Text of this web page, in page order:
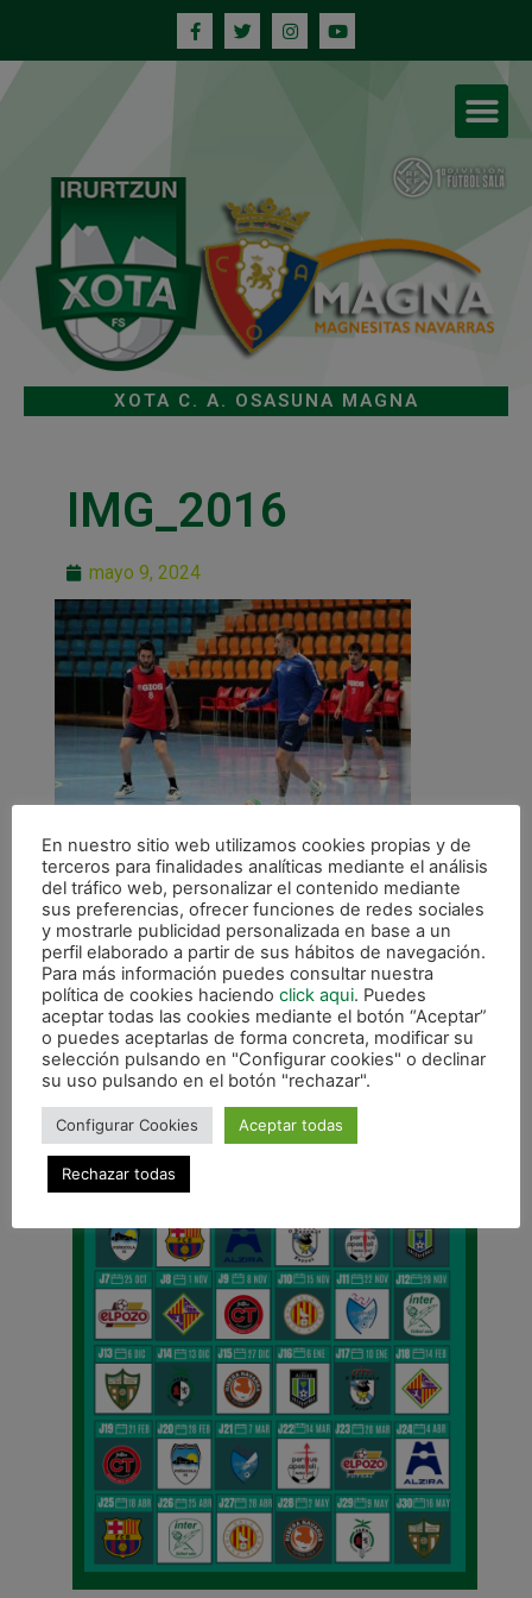
XOTA C. A. OSASUNA MAGNA
IMG_2016
mayo 9, 2024
ANTERIOR
Último esfuerzo de la temporada en Peñíscola
CALENDARIO DE LIGA
En nuestro sitio web utilizamos cookies propias y de
terceros para finalidades analíticas mediante el análisis
del tráfico web, personalizar el contenido mediante
sus preferencias, ofrecer funciones de redes sociales
y mostrarle publicidad personalizada en base a un
perfil elaborado a partir de sus hábitos de navegación.
Para más información puedes consultar nuestra
política de cookies haciendo click aqui. Puedes
aceptar todas las cookies mediante el botón “Aceptar”
o puedes aceptarlas de forma concreta, modificar su
selección pulsando en "Configurar cookies" o declinar
su uso pulsando en el botón "rechazar".
Configurar Cookies Aceptar todas
Rechazar todas